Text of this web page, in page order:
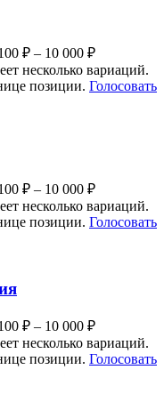
₽ – 10 000 ₽
несколько вариаций.
позиции. Голосовать
₽ – 10 000 ₽
несколько вариаций.
позиции. Голосовать
₽ – 10 000 ₽
несколько вариаций.
позиции. Голосовать